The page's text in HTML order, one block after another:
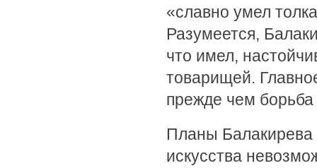
«славно умел
Разумеется,
что имел,
товарищей.
прежде чем
Планы Балакирева
искусства